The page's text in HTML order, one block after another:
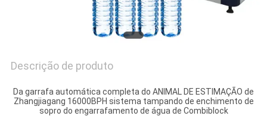
Descrição de produto
Da garrafa automática completa do ANIMAL DE ESTIMAÇÃO de
Zhangjiagang 16000BPH sistema tampando de enchimento de
sopro do engarrafamento de água de Combiblock